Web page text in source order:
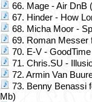
66. Mage - Air DnB
67. Hinder - How
68. Micha Moor -
69. Roman Messer
70. E-V -
71. Chris.SU -
72. Armin Van
73. Benny Benassi
Mb)